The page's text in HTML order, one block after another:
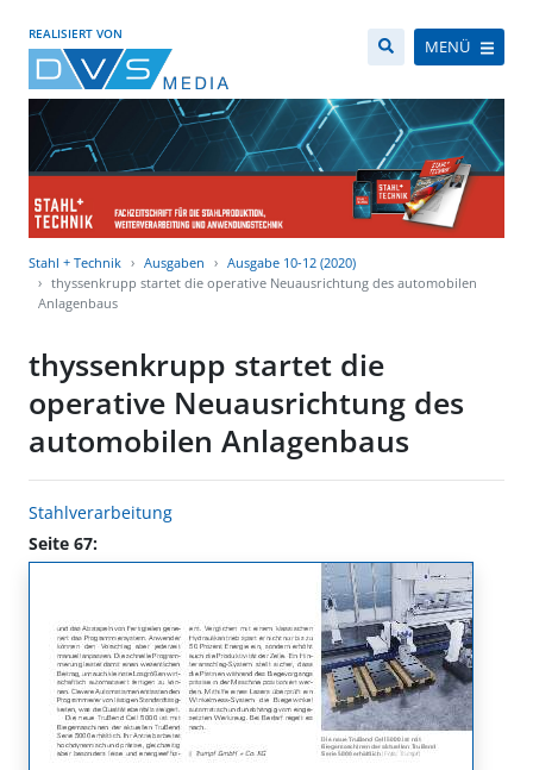
REALISIERT VON
MENÜ
Stahl + Technik Ausgaben
Ausgabe 10-12 (2020)
thyssenkrupp startet die operative Neuausrichtung des automobilen
Anlagenbaus
thyssenkrupp startet die
operative Neuausrichtung des
automobilen Anlagenbaus
Stahlverarbeitung
Seite 67: